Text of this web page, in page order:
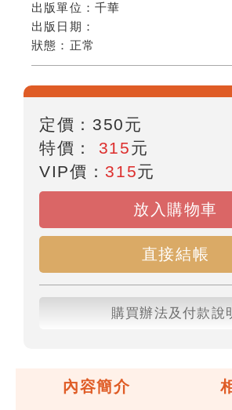
出版單位： 千華
出版日期：
狀態： 正常
定價： 350元
特價： 315元
VIP價： 315元
放入購物車
直接結帳
購買辦法及付款說
內容簡介